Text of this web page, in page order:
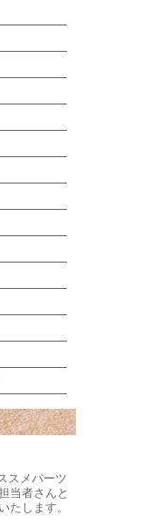
スメパーツ
当者さんと
たします。